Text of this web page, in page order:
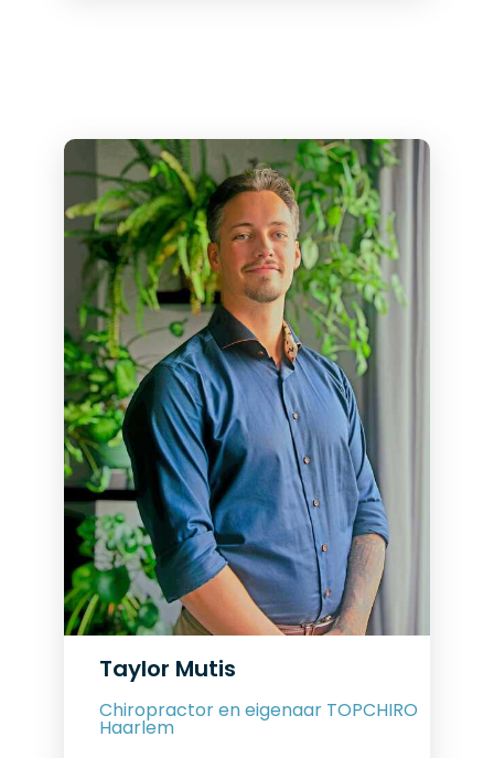
Taylor Mutis
Chiropractor en eigenaar TOPCHIRO
Haarlem